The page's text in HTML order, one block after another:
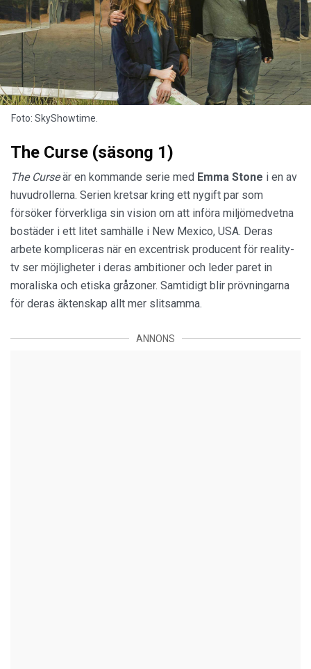
Foto: SkyShowtime.
The Curse (säsong 1)
The Curseär en kommande serie med Emma Stone i en av
huvudrollerna. Serien kretsar kring ett nygift par som
försöker förverkliga sin vision om att införa miljömedvetna
bostäder i ett litet samhälle i New Mexico, USA. Deras
arbete kompliceras när en excentrisk producent för reality-
tv ser möjligheter i deras ambitioner och leder paret in
moraliska och etiska gråzoner. Samtidigt blir prövningarna
för deras äktenskap allt mer slitsamma.
ANNONS